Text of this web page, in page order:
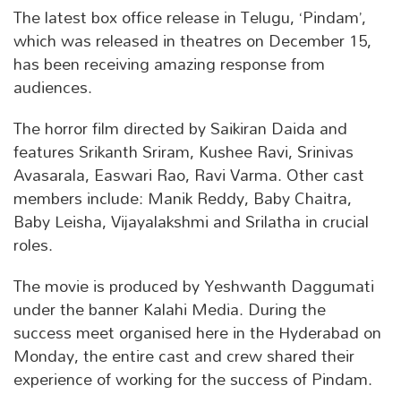
The latest box office release in Telugu, ‘Pindam’,
which was released in theatres on December 15,
has been receiving amazing response from
audiences.
The horror film directed by Saikiran Daida and
features Srikanth Sriram, Kushee Ravi, Srinivas
Avasarala, Easwari Rao, Ravi Varma. Other cast
members include: Manik Reddy, Baby Chaitra,
Baby Leisha, Vijayalakshmi and Srilatha in crucial
roles.
The movie is produced by Yeshwanth Daggumati
under the banner Kalahi Media. During the
success meet organised here in the Hyderabad on
Monday, the entire cast and crew shared their
experience of working for the success of Pindam.